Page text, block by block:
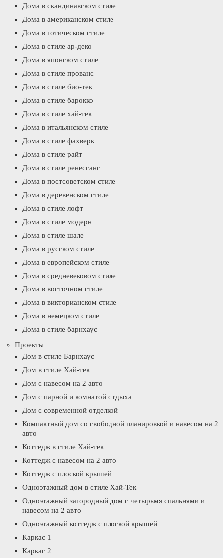
Дома в скандинавском стиле
Дома в американском стиле
Дома в готическом стиле
Дома в стиле ар-деко
Дома в японском стиле
Дома в стиле прованс
Дома в стиле био-тек
Дома в стиле барокко
Дома в стиле хай-тек
Дома в итальянском стиле
Дома в стиле фахверк
Дома в стиле райт
Дома в стиле ренессанс
Дома в постсоветском стиле
Дома в деревенском стиле
Дома в стиле лофт
Дома в стиле модерн
Дома в стиле шале
Дома в русском стиле
Дома в европейском стиле
Дома в средневековом стиле
Дома в восточном стиле
Дома в викторианском стиле
Дома в немецком стиле
Дома в стиле барнхаус
Проекты
Дом в стиле Барнхаус
Дом в стиле Хай-тек
Дом с навесом на 2 авто
Дом с парной и комнатой отдыха
Дом с современной отделкой
Компактный дом со свободной планировкой и навесом на 2
авто
Коттедж в стиле Хай-тек
Коттедж с навесом на 2 авто
Коттедж с плоской крышей
Одноэтажный дом в стиле Хай-Тек
Одноэтажный загородный дом с четырьмя спальнями и
навесом на 2 авто
Одноэтажный коттедж с плоской крышей
Каркас 1
Каркас 2